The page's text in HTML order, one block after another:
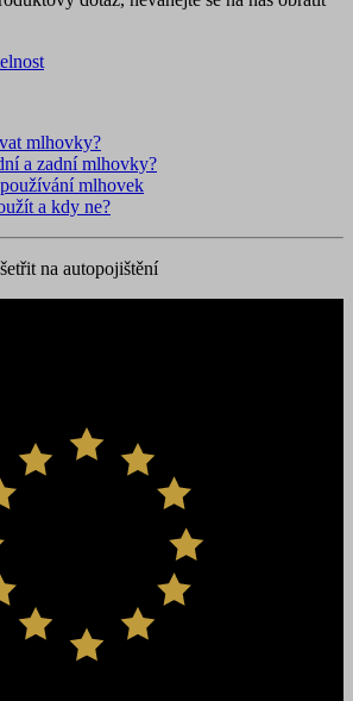
mlhovky?
a zadní mlhovky?
mlhovek
a kdy ne?
na autopojištění